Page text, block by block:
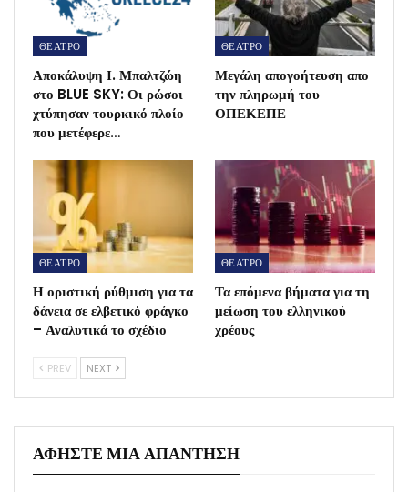
ΘΕΑΤΡΟ
Αποκάλυψη Ι. Μπαλτζώη
στο BLUE SKY: Οι ρώσοι
χτύπησαν τουρκικό πλοίο
που μετέφερε…
ΘΕΑΤΡΟ
Μεγάλη απογοήτευση απο
την πληρωμή του
ΟΠΕΚΕΠΕ
ΘΕΑΤΡΟ
Η οριστική ρύθμιση για τα
δάνεια σε ελβετικό φράγκο
– Αναλυτικά το σχέδιο
ΘΕΑΤΡΟ
Τα επόμενα βήματα για τη
μείωση του ελληνικού
χρέους
PREV NEXT
ΑΦΉΣΤΕ ΜΙΑ ΑΠΆΝΤΗΣΗ